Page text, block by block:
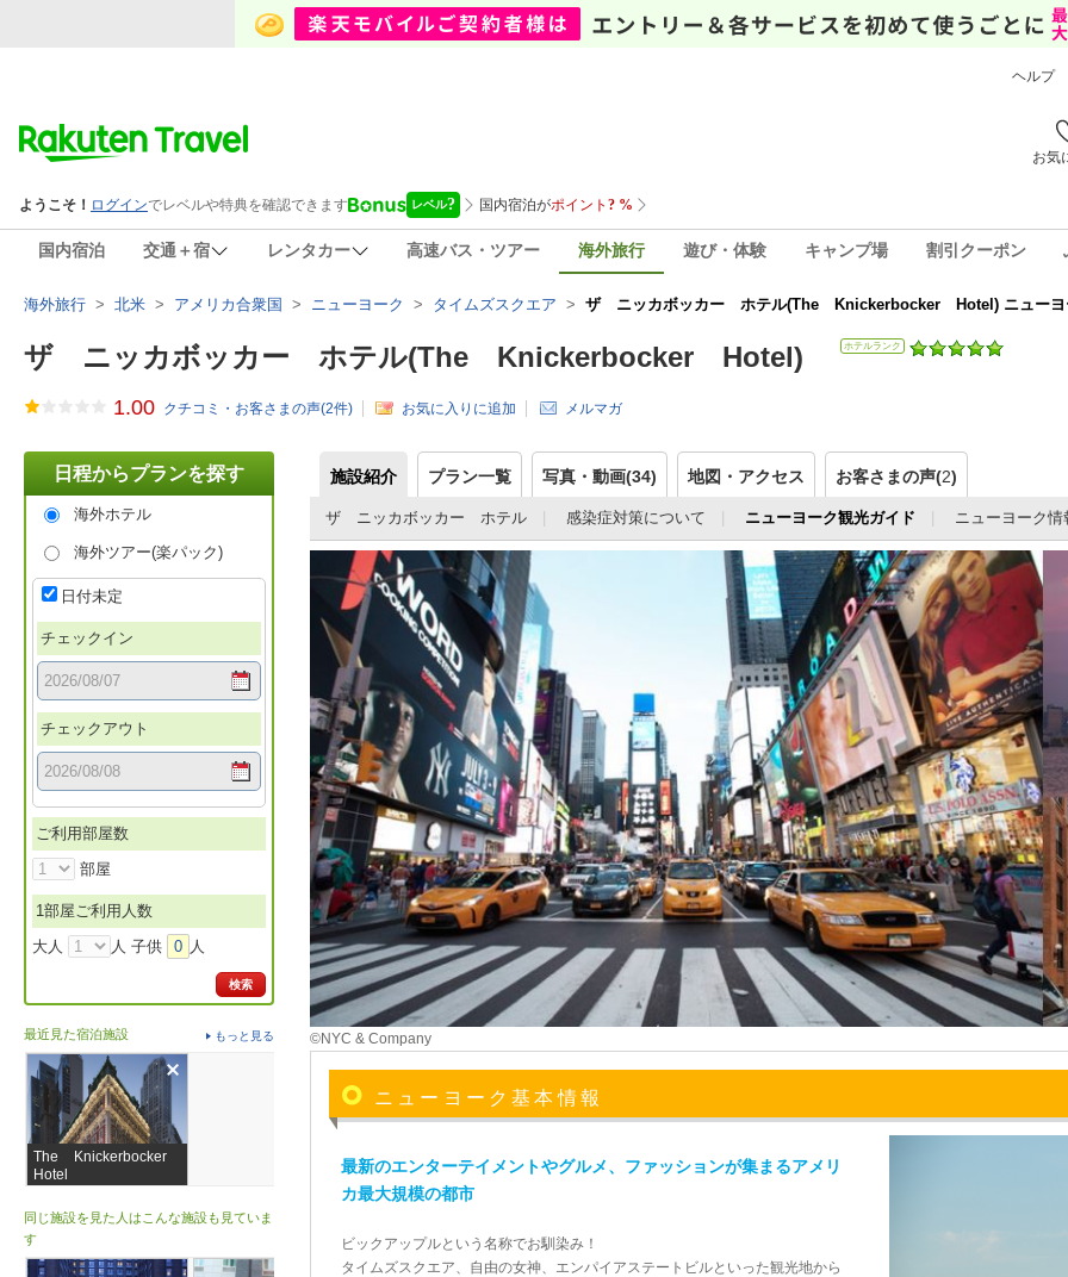
ヘルプ
お気
国内宿泊 交通＋宿 レンタカー 高速バス・ツアー 海外旅行 遊び・体験 キャンプ場 割引クーポン
海外旅行 > 北米 > アメリカ合衆国 > ニューヨーク > タイムズスクエア > ザ ニッカボッカー ホテル(The Knickerbocker Hotel) ニューヨ
ザ ニッカボッカー ホテル(The Knickerbocker Hotel) ホテルランク
1.00 クチコミ・お客さまの声(2件) お気に入りに追加 メルマガ
日程からプランを探す
海外ホテル
海外ツアー(楽パック)
日付未定
チェックイン
チェックアウト
ご利用部屋数
部屋
1部屋ご利用人数
大人
人 子供 0 人
検索
最近見た宿泊施設 もっと見る
The Knickerbocker
Hotel
同じ施設を見た人はこんな施設も見ていま
す
施設紹介 プラン一覧 写真・動画(34) 地図・アクセス お客さまの声(2)
ザ ニッカボッカー ホテル 感染症対策について ニューヨーク観光ガイド ニューヨーク情
©NYC & Company
ニューヨーク基本情報
最新のエンターテイメントやグルメ、ファッションが集まるアメリ
カ最大規模の都市
ビックアップルという名称でお馴染み！
タイムズスクエア、自由の女神、エンパイアステートビルといった観光地から